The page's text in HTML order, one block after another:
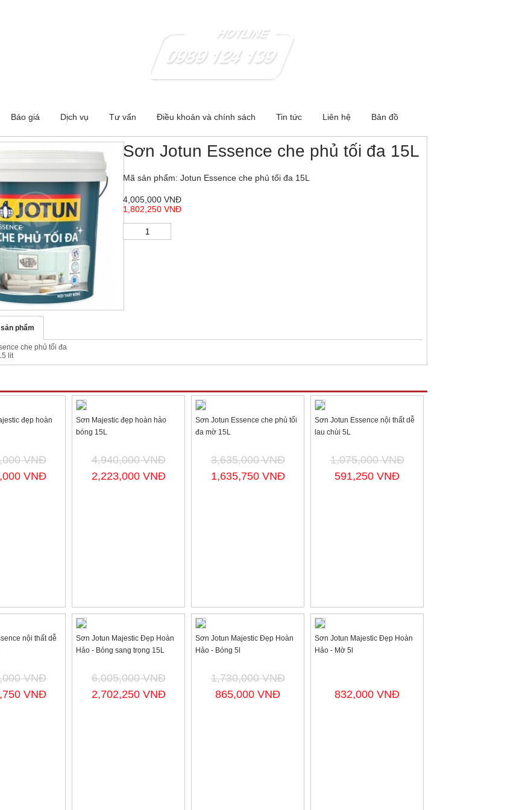
Báo giá Dịch vụ Tư vấn Điều khoản và chính sách Tin tức Liên hệ Bản đồ
Sơn Jotun Essence che phủ tối đa 15L
Mã sản phẩm: Jotun Essence che phủ tối đa 15L
4,005,000 VNĐ
1,802,250 VNĐ
phẩm
che phủ tối đa
lit
đẹp hoàn
VNĐ
VNĐ
Sơn Majestic đẹp hoàn hảo
bóng 15L
4,940,000 VNĐ
2,223,000 VNĐ
Sơn Jotun Essence che phủ tối
đa mờ 15L
3,635,000 VNĐ
1,635,750 VNĐ
Sơn Jotun Essence nội thất dễ
lau chùi 5L
1,075,000 VNĐ
591,250 VNĐ
nội thất dễ
VNĐ
VNĐ
Sơn Jotun Majestic Đẹp Hoàn
Hảo - Bóng sang trọng 15L
6,005,000 VNĐ
2,702,250 VNĐ
Sơn Jotun Majestic Đẹp Hoàn
Hảo - Bóng 5l
1,730,000 VNĐ
865,000 VNĐ
Sơn Jotun Majestic Đẹp Hoàn
Hảo - Mờ 5l
832,000 VNĐ